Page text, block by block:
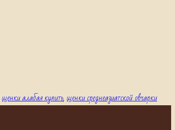
щенки алабая купить,щенки среднеазиатской овчарки